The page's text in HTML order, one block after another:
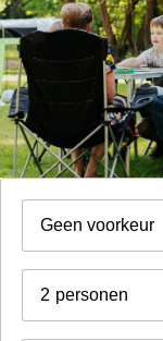
Geen voorkeur
2 personen